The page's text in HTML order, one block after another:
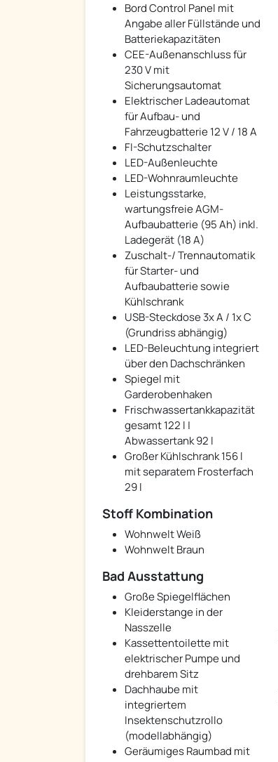
Bord Control Panel mit
Angabe aller Füllstände und
Batteriekapazitäten
CEE-Außenanschluss für
230 V mit
Sicherungsautomat
Elektrischer Ladeautomat
für Aufbau- und
Fahrzeugbatterie 12 V / 18 A
FI-Schutzschalter
LED-Außenleuchte
LED-Wohnraumleuchte
Leistungsstarke,
wartungsfreie AGM-
Aufbaubatterie (95 Ah) inkl.
Ladegerät (18 A)
Zuschalt-/ Trennautomatik
für Starter- und
Aufbaubatterie sowie
Kühlschrank
USB-Steckdose 3x A / 1x C
(Grundriss abhängig)
LED-Beleuchtung integriert
über den Dachschränken
Spiegel mit
Garderobenhaken
Frischwassertankkapazität
gesamt 122 l |
Abwassertank 92 l
Großer Kühlschrank 156 l
mit separatem Frosterfach
29 l
Stoff Kombination
Wohnwelt Weiß
Wohnwelt Braun
Bad Ausstattung
Große Spiegelflächen
Kleiderstange in der
Nasszelle
Kassettentoilette mit
elektrischer Pumpe und
drehbarem Sitz
Dachhaube mit
integriertem
Insektenschutzrollo
(modellabhängig)
Geräumiges Raumbad mit